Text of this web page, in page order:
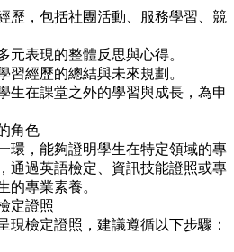
歷，包括社團活動、服務學習、競
元表現的整體反思與心得。
習經歷的總結與未來規劃。
生在課堂之外的學習與成長，為申
角色
環，能夠證明學生在特定領域的專
通過英語檢定、資訊技能證照或專
的專業素養。
定證照
現檢定證照，建議遵循以下步驟：